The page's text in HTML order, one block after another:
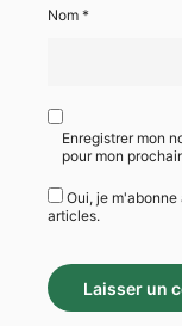
Nom *
Enregistrer mon
pour mon
Oui, je
articles.